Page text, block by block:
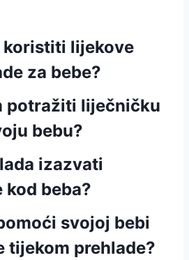
lijekove
za bebe?
potražiti liječničku
bebu?
izazvati
beba?
svojoj bebi
tijekom prehlade?